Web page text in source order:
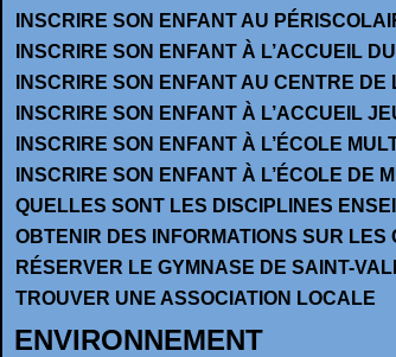
INSCRIRE SON ENFANT AU
INSCRIRE SON ENFANT À L’ACCUEIL
INSCRIRE SON ENFANT AU CENTRE DE
INSCRIRE SON ENFANT À L’ACCUEIL
INSCRIRE SON ENFANT À L’ÉCOLE
INSCRIRE SON ENFANT À L’ÉCOLE DE
QUELLES SONT LES DISCIPLINES
OBTENIR DES INFORMATIONS SUR
RÉSERVER LE GYMNASE DE SAINT-
TROUVER UNE ASSOCIATION LOCALE
ENVIRONNEMENT